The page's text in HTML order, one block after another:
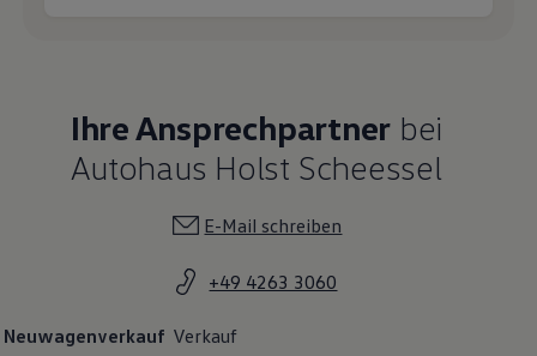
Ihre Ansprechpartner bei
Autohaus Holst Scheessel
E-Mail schreiben
+49 4263 3060
Neuwagenverkauf Verkauf